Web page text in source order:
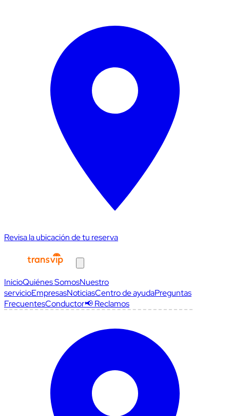
Revisa la ubicación de tu reserva
InicioQuiénes SomosNuestro
servicioEmpresasNoticiasCentro de ayudaPreguntas
FrecuentesConductor📢 Reclamos